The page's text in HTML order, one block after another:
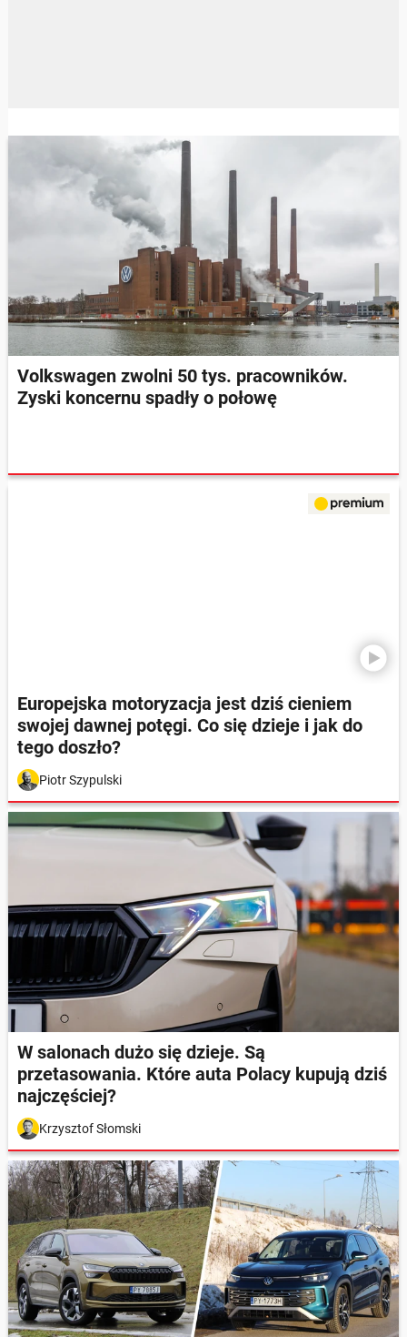
Volkswagen zwolni 50 tys. pracowników.
Zyski koncernu spadły o połowę
Europejska motoryzacja jest dziś cieniem
swojej dawnej potęgi. Co się dzieje i jak do
tego doszło?
Piotr Szypulski
W salonach dużo się dzieje. Są
przetasowania. Które auta Polacy kupują dziś
najczęściej?
Krzysztof Słomski